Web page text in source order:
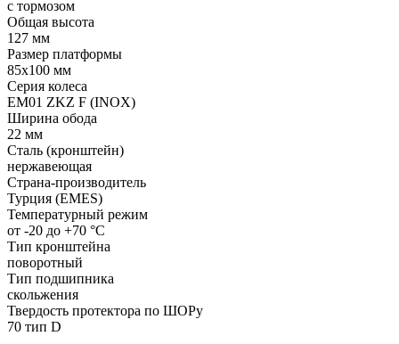
с тормозом
Общая высота
127 мм
Размер платформы
85x100 мм
Серия колеса
EM01 ZKZ F (INOX)
Ширина обода
22 мм
Сталь (кронштейн)
нержавеющая
Страна-производитель
Турция (EMES)
Температурный режим
от -20 до +70 °С
Тип кронштейна
поворотный
Тип подшипника
скольжения
Твердость протектора по ШОРу
70 тип D